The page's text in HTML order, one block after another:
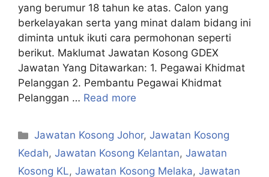
yang berumur 18 tahun ke atas. Calon yang
berkelayakan serta yang minat dalam bidang ini
diminta untuk ikuti cara permohonan seperti
berikut. Maklumat Jawatan Kosong GDEX
Jawatan Yang Ditawarkan: 1. Pegawai Khidmat
Pelanggan 2. Pembantu Pegawai Khidmat
Pelanggan … Read more
Categories
Jawatan Kosong Johor,Jawatan Kosong
Kedah, Jawatan Kosong Kelantan, Jawatan
Kosong KL, Jawatan Kosong Melaka, Jawatan